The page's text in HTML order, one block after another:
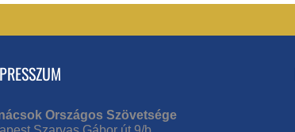
Országos Szövetsége